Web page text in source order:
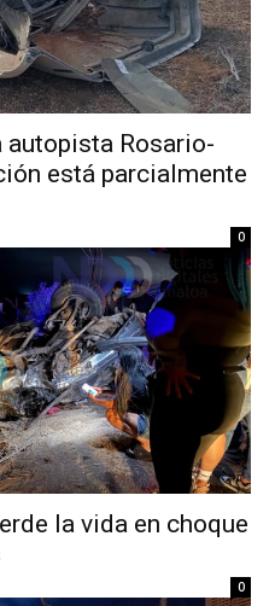
Rosario-
está parcialmente
0
la vida en choque
0